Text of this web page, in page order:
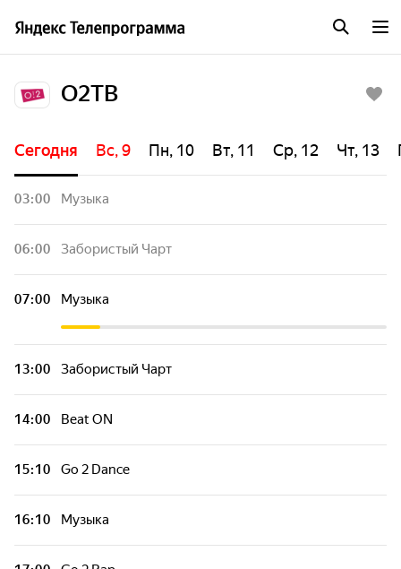
О2ТВ
Сегодня Вс, 9 Пн, 10 Вт, 11 Ср, 12 Чт, 13
03:00 Музыка
06:00 Забористый Чарт
07:00 Музыка
13:00 Забористый Чарт
14:00 Beat ON
15:10 Go 2 Dance
16:10 Музыка